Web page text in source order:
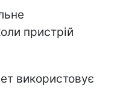
пристрій
використовує